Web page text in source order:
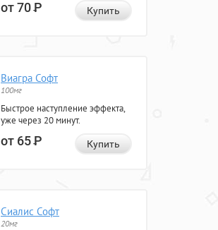
от 70Р Купить
Виагра Софт
100мг
Быстрое наступление эффекта,
уже через 20 минут.
от 65Р Купить
Сиалис Софт
20мг